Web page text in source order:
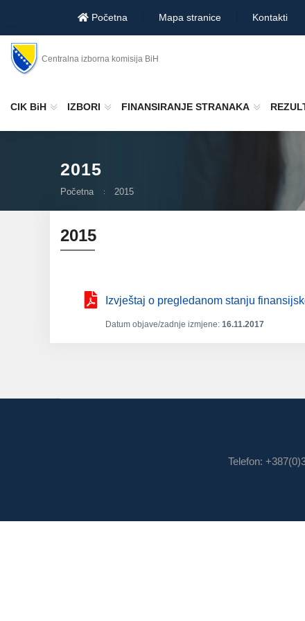
Početna Mapa stranice Kontakti
Centralna izborna komisija BiH
CIK BiH IZBORI FINANSIRANJE STRANAKA
2015
Početna 2015
2015
Izvještaj o pregledanom stanju
Datum objave/zadnje izmjene: 16.11.2017
Telefon: